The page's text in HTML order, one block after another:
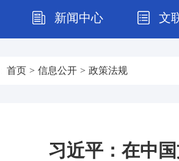
新闻中心 文
首页 > 信息公开 > 政策法规
习近平：在中